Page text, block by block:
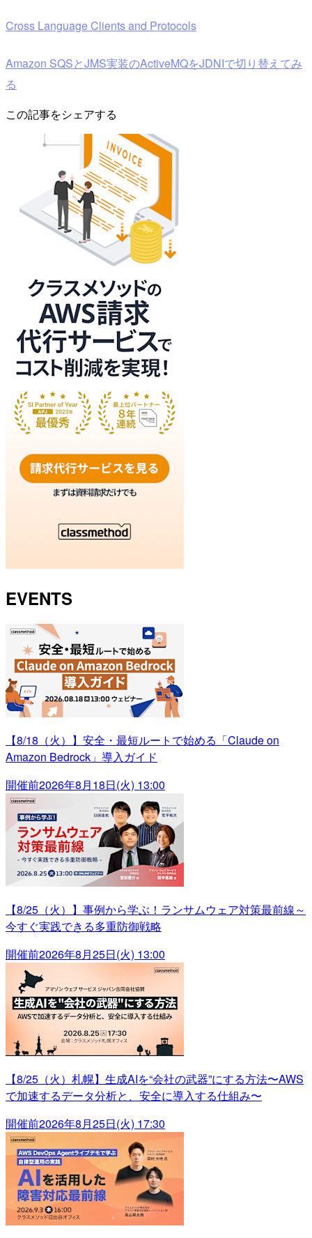
Cross Language Clients and Protocols
Amazon SQSとJMS実装のActiveMQをJDNIで切り替えてみ
る
この記事をシェアする
EVENTS
【8/18（火）】安全・最短ルートで始める「Claude on
Amazon Bedrock」導入ガイド
開催前2026年8月18日(火) 13:00
【8/25（火）】事例から学ぶ！ランサムウェア対策最前線～
今すぐ実践できる多重防御戦略
開催前2026年8月25日(火) 13:00
【8/25（火）札幌】生成AIを“会社の武器”にする方法〜AWS
で加速するデータ分析と、安全に導入する仕組み〜
開催前2026年8月25日(火) 17:30